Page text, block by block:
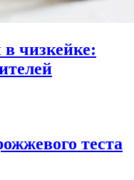
чизкейке:
теста